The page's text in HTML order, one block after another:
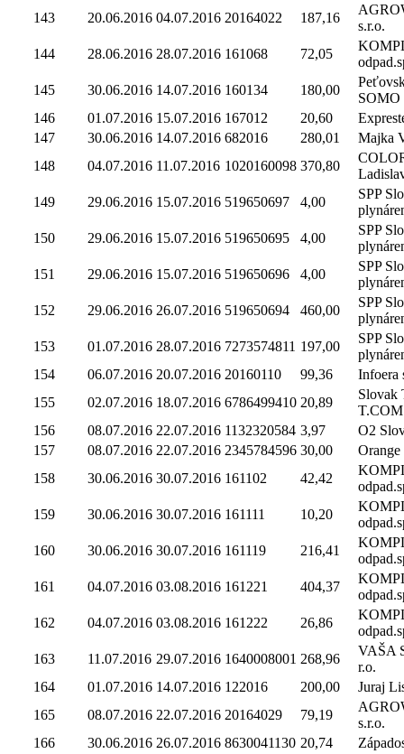
143
20.06.2016 04.07.2016 20164022 187,16
s.r.o.
144
28.06.2016 28.07.2016 161068 72,05
145
30.06.2016 14.07.2016 160134 180,00
SOMO
146
01.07.2016 15.07.2016 167012 20,60
147
30.06.2016 14.07.2016 682016 280,01
Majka
148
04.07.2016 11.07.2016 1020160098 370,80
149
29.06.2016 15.07.2016 519650697 4,00
SPP
150
29.06.2016 15.07.2016 519650695 4,00
SPP
151
29.06.2016 15.07.2016 519650696 4,00
SPP
152
29.06.2016 26.07.2016 519650694 460,00
SPP
153
01.07.2016 28.07.2016 7273574811 197,00
SPP
154
06.07.2016 20.07.2016 20160110 99,36
Infoera
155
02.07.2016 18.07.2016 6786499410 20,89
Slovak
T.COM
156
08.07.2016 22.07.2016 1132320584 3,97
O2
157
08.07.2016 22.07.2016 2345784596 30,00
Orange
158
30.06.2016 30.07.2016 161102 42,42
159
30.06.2016 30.07.2016 161111 10,20
160
30.06.2016 30.07.2016 161119 216,41
161
04.07.2016 03.08.2016 161221 404,37
162
04.07.2016 03.08.2016 161222 26,86
163
11.07.2016 29.07.2016 1640008001 268,96
VAŠA
r.o.
164
01.07.2016 14.07.2016 122016 200,00
Juraj
165
08.07.2016 22.07.2016 20164029 79,19
s.r.o.
166
30.06.2016 26.07.2016 8630041130 20,74